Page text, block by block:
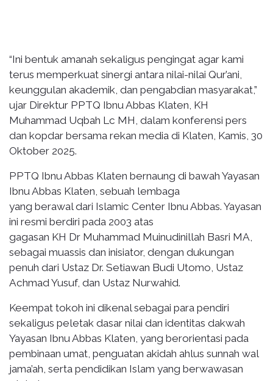
“Ini bentuk amanah sekaligus pengingat agar kami
terus memperkuat sinergi antara nilai-nilai Qur’ani,
keunggulan akademik, dan pengabdian masyarakat,”
ujar Direktur PPTQ Ibnu Abbas Klaten, KH
Muhammad Uqbah Lc MH, dalam konferensi pers
dan kopdar bersama rekan media di Klaten, Kamis, 30
Oktober 2025.
PPTQ Ibnu Abbas Klaten bernaung di bawah Yayasan
Ibnu Abbas Klaten, sebuah lembaga
yang berawal dari Islamic Center Ibnu Abbas. Yayasan
ini resmi berdiri pada 2003 atas
gagasan KH Dr Muhammad Muinudinillah Basri MA,
sebagai muassis dan inisiator, dengan dukungan
penuh dari Ustaz Dr. Setiawan Budi Utomo, Ustaz
Achmad Yusuf, dan Ustaz Nurwahid.
Keempat tokoh ini dikenal sebagai para pendiri
sekaligus peletak dasar nilai dan identitas dakwah
Yayasan Ibnu Abbas Klaten, yang berorientasi pada
pembinaan umat, penguatan akidah ahlus sunnah wal
jama’ah, serta pendidikan Islam yang berwawasan